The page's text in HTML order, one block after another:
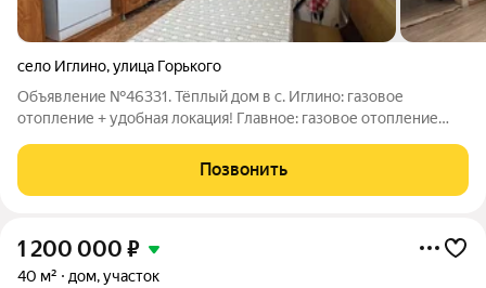
село Иглино,улица Горького
Объявление №46331. Тёплый дом в с. Иглино: газовое
отопление + удобная локация! Главное: газовое отопление
детский сад, ж/д станция Иглино, рынок, банки, остановки. Что
получаете: таунхаус
Позвонить
1 200 000 ₽
40 м² дом, участок